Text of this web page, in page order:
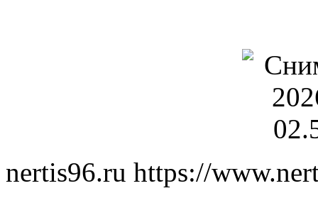
nertis96.ru https://